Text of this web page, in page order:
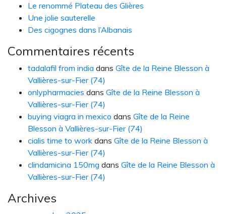
Le renommé Plateau des Glières
Une jolie sauterelle
Des cigognes dans l’Albanais
Commentaires récents
tadalafil from india dans Gîte de la Reine Blesson à
Vallières-sur-Fier (74)
onlypharmacies dans Gîte de la Reine Blesson à
Vallières-sur-Fier (74)
buying viagra in mexico dans Gîte de la Reine
Blesson à Vallières-sur-Fier (74)
cialis time to work dans Gîte de la Reine Blesson à
Vallières-sur-Fier (74)
clindamicina 150mg dans Gîte de la Reine Blesson à
Vallières-sur-Fier (74)
Archives